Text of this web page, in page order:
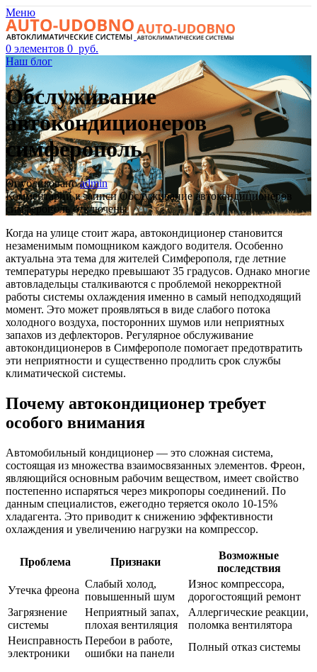
Меню
0 элементов 0 руб.
Наш блог
Обслуживание
автокондиционеров
симферополь
Опубликовано admin
Комментариик записи Обслуживание автокондиционеров
симферополь отключены
Когда на улице стоит жара, автокондиционер становится
незаменимым помощником каждого водителя. Особенно
актуальна эта тема для жителей Симферополя, где летние
температуры нередко превышают 35 градусов. Однако многие
автовладельцы сталкиваются с проблемой некорректной
работы системы охлаждения именно в самый неподходящий
момент. Это может проявляться в виде слабого потока
холодного воздуха, посторонних шумов или неприятных
запахов из дефлекторов. Регулярное обслуживание
автокондиционеров в Симферополе помогает предотвратить
эти неприятности и существенно продлить срок службы
климатической системы.
Почему автокондиционер требует
особого внимания
Автомобильный кондиционер — это сложная система,
состоящая из множества взаимосвязанных элементов. Фреон,
являющийся основным рабочим веществом, имеет свойство
постепенно испаряться через микропоры соединений. По
данным специалистов, ежегодно теряется около 10-15%
хладагента. Это приводит к снижению эффективности
охлаждения и увеличению нагрузки на компрессор.
Проблема Признаки
Возможные
последствия
Утечка фреона
Слабый холод,
повышенный шум
Износ компрессора,
дорогостоящий ремонт
Загрязнение
системы
Неприятный запах,
плохая вентиляция
Аллергические реакции,
поломка вентилятора
Неисправность
электроники
Перебои в работе,
ошибки на панели
Полный отказ системы